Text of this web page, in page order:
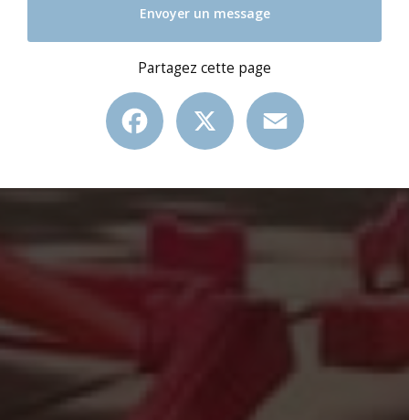
Envoyer un message
Partagez cette page
Facebook